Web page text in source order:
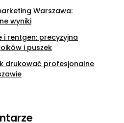
Warszawa:
wyniki
rentgen: precyzyjna
i puszek
drukować profesjonalne